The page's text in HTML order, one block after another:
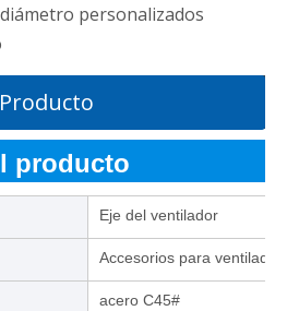
personalizados
producto
Eje del ventilador
Accesorios para
acero C45#